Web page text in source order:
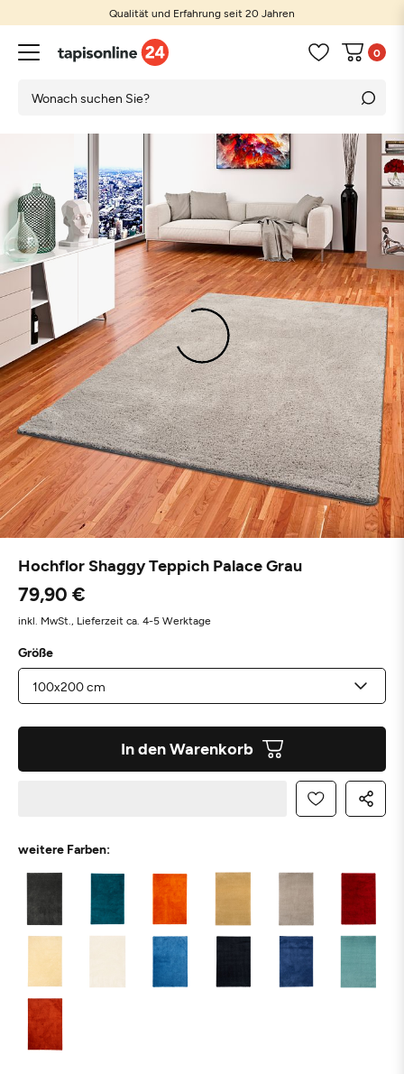
Qualität und Erfahrung seit 20 Jahren
0
Hochflor Shaggy Teppich Palace Grau
79,90 €
inkl. MwSt., Lieferzeit ca. 4-5 Werktage
Größe
In den Warenkorb
weitere Farben: